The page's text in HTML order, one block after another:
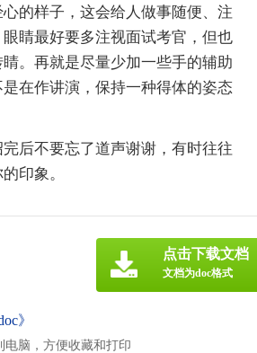
的样子，这会给人做事随便、注
睛最好要多注视面试考官，但也
。再就是尽量少加一些手的辅助
在作讲演，保持一种得体的姿态
后不要忘了道声谢谢，有时往往
印象。
》
电脑，方便收藏和打印
点击下载文档
文档为doc格式